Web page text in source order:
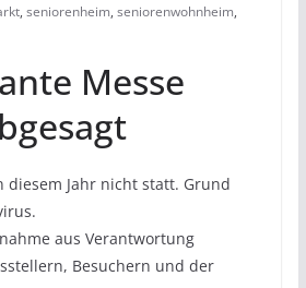
, seniorenheim, seniorenwohnheim,
Messe
diesem Jahr nicht statt. Grund
aus Verantwortung
Besuchern und der